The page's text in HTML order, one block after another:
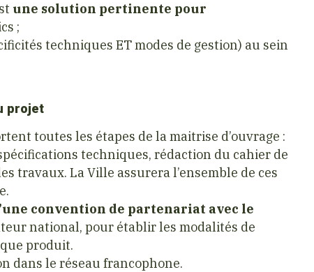
une solution pertinente pour
;
techniques ET modes de gestion) au sein
projet
toutes les étapes de la maitrise d’ouvrage :
techniques, rédaction du cahier de
travaux. La Ville assurera l’ensemble de ces
convention de partenariat avec le
national, pour établir les modalités de
produit.
dans le réseau francophone.